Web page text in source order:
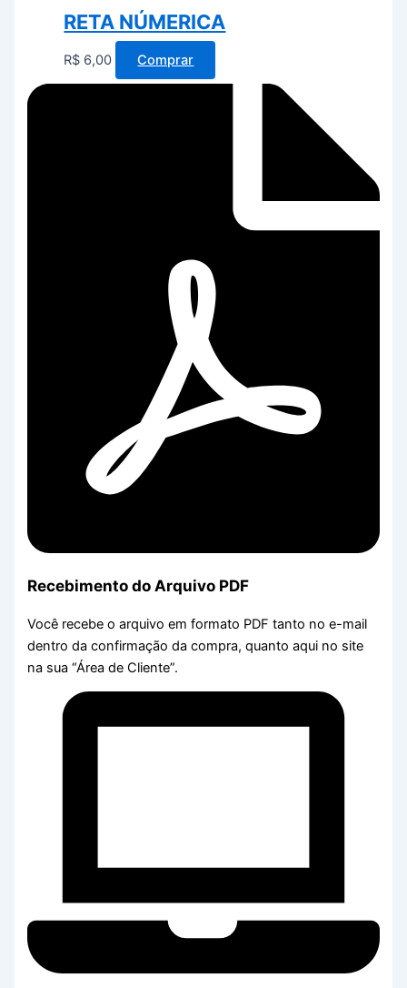
RETA NÚMERICA
R$ 6,00 Comprar
Recebimento do Arquivo PDF
Você recebe o arquivo em formato PDF tanto no e-mail
dentro da confirmação da compra, quanto aqui no site
na sua “Área de Cliente”.